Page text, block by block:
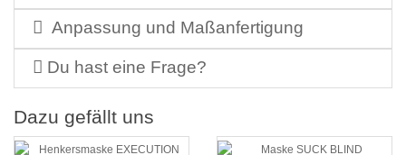
Anpassung und Maßanfertigung
Du hast eine Frage?
Dazu gefällt uns